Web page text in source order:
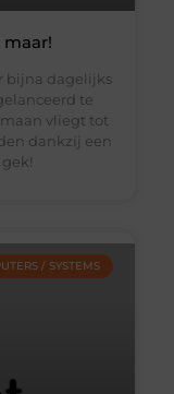
bijna dagelijks
te
vliegt tot
dankzij een
/ SYSTEMS